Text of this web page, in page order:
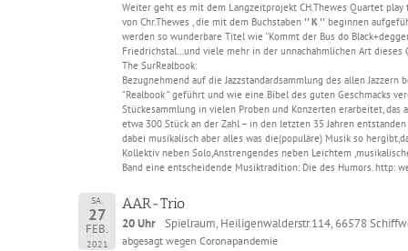
Weiter geht es mit dem Langzeitprojekt CH.Thewes Quartet play
von Chr.Thewes , die mit dem Buchstaben '' K '' beginnen
werden so wunderbare Titel wie ''Kommt der Bus do
Friedrichstal...und viele mehr in der unnachahmlichen Art dieses
The SurRealbook:
Bezugnehmend auf die Jazzstandardsammlung des allen Jazzern
“Realbook “ geführt und wie eine Bibel des guten Geschmacks
Stückesammlung in vielen Proben und Konzerten erarbeitet, das
etwa 300 Stück an der Zahl – in den letzten 35 Jahren
dabei musikalisch aber alles was die(populäre) Musik so
Kollektiv neben Solo,Anstrengendes neben Leichtem
Band eine entscheidende Musiktradition: Die des Humors. http:
SA.
27
FEB.
2021
AAR-Trio
20 Uhr Spielraum, Heiligenwalderstr.114, 66578
abgesagt wegen Coronapandemie